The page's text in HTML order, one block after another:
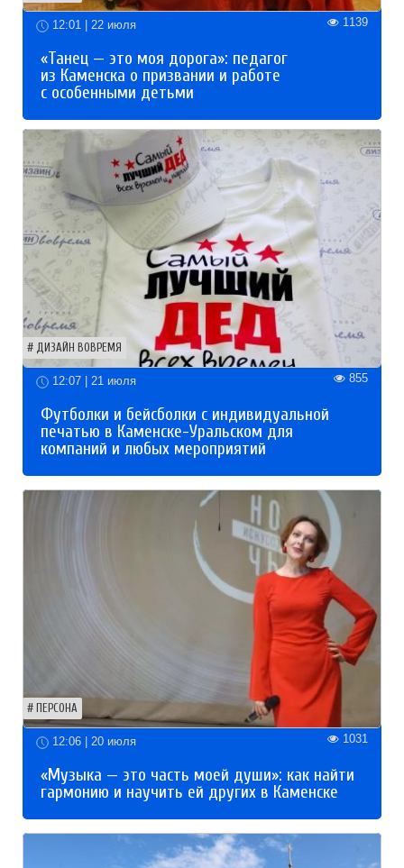
12:01 | 22 июля 1139
«Танец — это моя дорога»: педагог
из Каменска о призвании и работе
с особенными детьми
ДИЗАЙН ВОВРЕМЯ
12:07 | 21 июля 855
Футболки и бейсболки с индивидуальной
печатью в Каменске-Уральском для
компаний и любых мероприятий
ПЕРСОНА
12:06 | 20 июля 1031
«Музыка — это часть моей души»: как найти
гармонию и научить ей других в Каменске